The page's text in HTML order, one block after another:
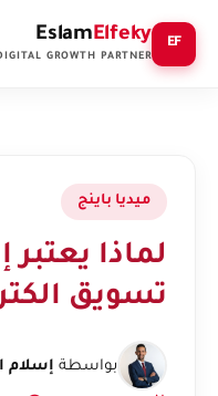
EF
EslamElfeky
GROWTH PARTNER
ميديا باينج
لماذا
تسويق
بواسطة إسلام